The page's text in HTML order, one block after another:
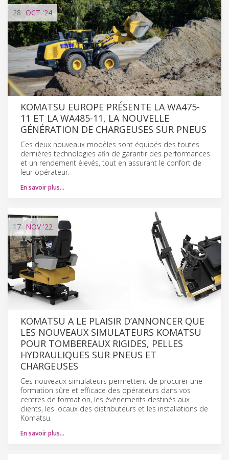
28 OCT '24
KOMATSU EUROPE PRÉSENTE LA WA475-
11 ET LA WA485-11, LA NOUVELLE
GÉNÉRATION DE CHARGEUSES SUR PNEUS
Ces deux nouveaux modèles sont équipés des toutes
dernières technologies afin de garantir des performances
et un rendement élevés, tout en assurant le confort de
leur opérateur.
En savoir plus…
17 NOV'22
KOMATSU A LE PLAISIR D’ANNONCER QUE
LES NOUVEAUX SIMULATEURS KOMATSU
POUR TOMBEREAUX RIGIDES, PELLES
HYDRAULIQUES SUR PNEUS ET
CHARGEUSES
Ces nouveaux simulateurs permettent de procurer une
formation sûre et efficace des opérateurs dans vos
centres de formation, les événements destinés aux
clients, les locaux des distributeurs et les installations de
Komatsu.
En savoir plus…